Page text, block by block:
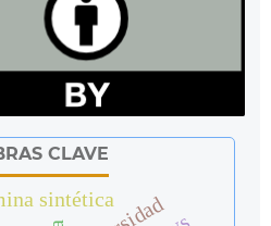
CLAVE
sintética